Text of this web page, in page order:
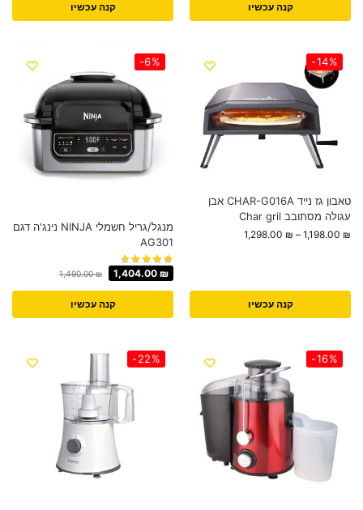
קנה עכשיו קנה עכשיו
-14%
טאבון גז נייד CHAR-G016A אבן
עגולה מסתובב Char gril
1,198.00 ₪
–
1,298.00 ₪
קנה עכשיו
-6%
‏‏מנגל/גריל חשמלי NINJA נינג'ה דגם
AG301
1,490.00₪ 1,404.00 ₪
קנה עכשיו
-16%
-22%